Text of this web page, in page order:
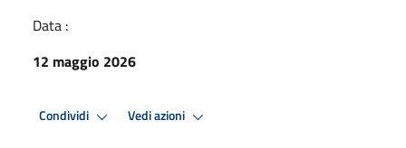
Data :
12 maggio 2026
Condividi Vedi azioni